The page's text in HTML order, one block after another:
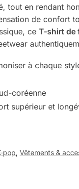
tout en rendant
de confort
ceT-shirt de
à chaque
coréenne
supérieur et
pop, Vêtements &